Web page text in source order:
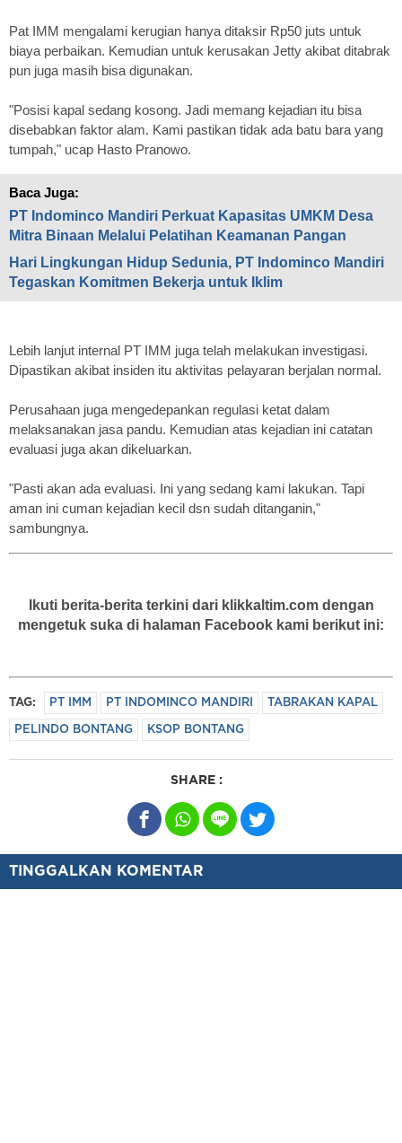
Pat IMM mengalami kerugian hanya ditaksir Rp50 juts untuk
biaya perbaikan. Kemudian untuk kerusakan Jetty akibat ditabrak
pun juga masih bisa digunakan.
"Posisi kapal sedang kosong. Jadi memang kejadian itu bisa
disebabkan faktor alam. Kami pastikan tidak ada batu bara yang
tumpah," ucap Hasto Pranowo.
Baca Juga:
PT Indominco Mandiri Perkuat Kapasitas UMKM Desa
Mitra Binaan Melalui Pelatihan Keamanan Pangan
Hari Lingkungan Hidup Sedunia, PT Indominco Mandiri
Tegaskan Komitmen Bekerja untuk Iklim
Lebih lanjut internal PT IMM juga telah melakukan investigasi.
Dipastikan akibat insiden itu aktivitas pelayaran berjalan normal.
Perusahaan juga mengedepankan regulasi ketat dalam
melaksanakan jasa pandu. Kemudian atas kejadian ini catatan
evaluasi juga akan dikeluarkan.
"Pasti akan ada evaluasi. Ini yang sedang kami lakukan. Tapi
aman ini cuman kejadian kecil dsn sudah ditanganin,"
sambungnya.
Ikuti berita-berita terkini dari klikkaltim.com dengan
mengetuk suka di halaman Facebook kami berikut ini:
TAG: PT IMM PT INDOMINCO MANDIRI TABRAKAN KAPAL
PELINDO BONTANG KSOP BONTANG
SHARE :
TINGGALKAN KOMENTAR